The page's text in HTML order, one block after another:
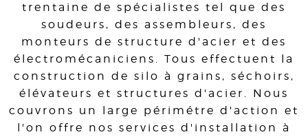
trentaine de spécialistes tel que des
soudeurs, des assembleurs, des
monteurs de structure d'acier et des
électromécaniciens. Tous effectuent la
construction de silo à grains, séchoirs,
élévateurs et structures d'acier. Nous
couvrons un large périmétre d'action et
l'on offre nos services d'installation à